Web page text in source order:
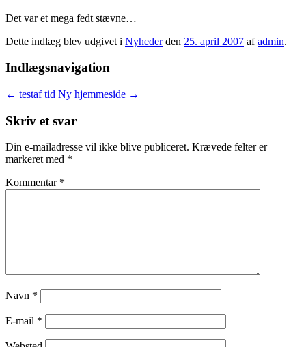
Det var et mega fedt stævne…
Dette indlæg blev udgivet i Nyhederden 25. april 2007 afadmin.
Indlægsnavigation
← testaf tid Ny hjemmeside →
Skriv et svar
Din e-mailadresse vil ikke blive publiceret. Krævede felter er
markeret med *
Kommentar *
Navn *
E-mail *